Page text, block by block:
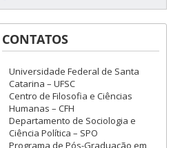
CONTATOS
Universidade Federal de Santa
Catarina – UFSC
Centro de Filosofia e Ciências
Humanas – CFH
Departamento de Sociologia e
Ciência Política – SPO
Programa de Pós-Graduação em